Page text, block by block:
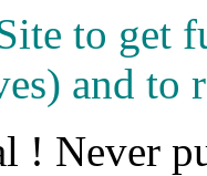
to get
and to
! Never